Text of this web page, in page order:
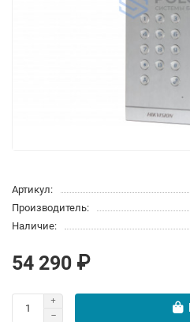
Артикул:
Производитель:
Наличие:
54 290 ₽